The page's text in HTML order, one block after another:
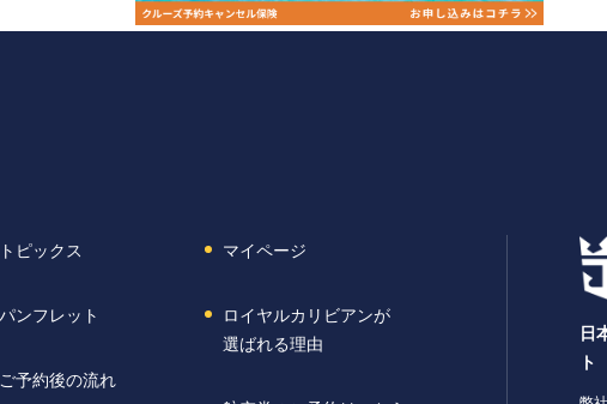
トピックス
パンフレット
ご予約後の流れ
マイページ
ロイヤルカリビアンが
選ばれる理由
日
ト